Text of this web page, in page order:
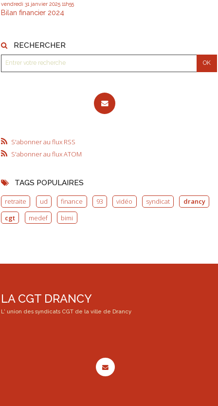
vendredi 31 janvier 2025 11h55
Bilan financier 2024
RECHERCHER
S'abonner au flux RSS
S'abonner au flux ATOM
TAGS POPULAIRES
retraite ud finance 93 vidéo syndicat
drancy
cgt
medef bimi
LA CGT DRANCY
L' union des syndicats CGT de la ville de Drancy